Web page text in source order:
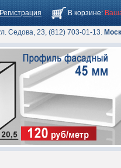
В корзине:
Регистрация
Седова, 23, (812) 703-01-13.